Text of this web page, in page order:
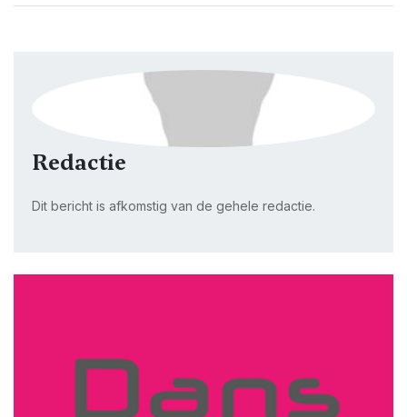
Redactie
Dit bericht is afkomstig van de gehele redactie.